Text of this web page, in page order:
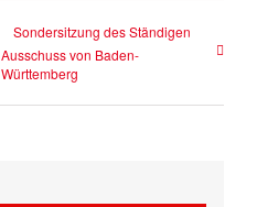
Sondersitzung des Ständigen
Ausschuss von Baden-
Württemberg